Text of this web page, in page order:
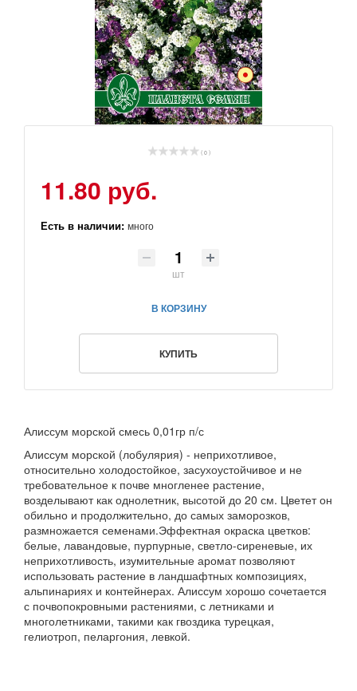
( 0 )
11.80 руб.
Есть в наличии: много
шт
В КОРЗИНУ
КУПИТЬ
Алиссум морской смесь 0,01гр п/с
Алиссум морской (лобулярия) - неприхотливое,
относительно холодостойкое, засухоустойчивое и не
требовательное к почве многленее растение,
возделывают как однолетник, высотой до 20 см. Цветет он
обильно и продолжительно, до самых заморозков,
размножается семенами.Эффектная окраска цветков:
белые, лавандовые, пурпурные, светло-сиреневые, их
неприхотливость, изумительные аромат позволяют
использовать растение в ландшафтных композициях,
альпинариях и контейнерах. Алиссум хорошо сочетается
с почвопокровными растениями, с летниками и
многолетниками, такими как гвоздика турецкая,
гелиотроп, пеларгония, левкой.